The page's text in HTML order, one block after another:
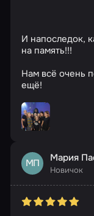
И напоследок,
на память!!!
Нам всё очень
ещё!
МП Мария
Новичок